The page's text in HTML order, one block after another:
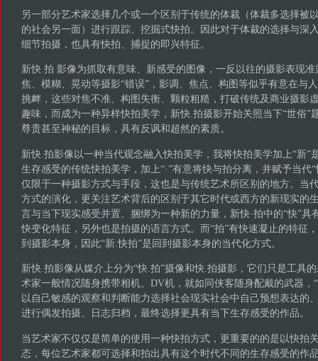
另一部分艺术家选择几个或一个区别于传统的体裁（体裁多选择被
的社会另一面）进行跟踪、挖掘式快拍。因此对于体裁的选择与深
细节拍摄，也具有快拍、捕捉的即兴特征。
新快.拍 影像为抓取有意味、新感受的图像，一反以往的摄影表现
焦、模糊、晃动等摄影“错误”，影调、焦点、构图等似乎有意在与
挑衅，这些对焦不准、构图失衡、颗粒粗糙，打破传统及商业摄影
趣味，而成为一种异样快拍美学，新快.拍摄影开始关照当下“世俗”
尊贵甚至神秘的目标，具有反讽和超然的素质。
新快.拍影像以一种当代观念融入快拍美学，我将快拍美学加上“新”
生存感受的传统快拍美学，加上“·”有意将快与拍分离，并赋予当代
仅限于一种摄影方式与手段，这也是与传统艺术所区别的地方。当
方式的演化，更关注艺术背后的区别于其它时代或西方的新现实的
言与当下现实感受并置、捆绑为一种新的力量，新快·拍中的“快”具
快变化特征，另外也是拍摄的语言方式。而“拍”有快速凝止的特征
到摄影本身，因此“新.快拍”是回到摄影本身的当代化方式。
新快.拍影像从媒介上分为“快.拍”摄像和快.拍摄影，它们只是工具
术家一般情况随身携带相机、DV机，就如同侠客随身配戴的武器，
以自己敏感的观察和判断能力选择社会现实社会中自己预想表达的
进行偶发拍摄、日志归档，最终选择更具有当下生存感受的作品。
当艺术家不仅仅是简单的使用一种快拍方式，更重要的的是以快拍
态，每位艺术家都可选择和拍出具有这个时代不同的生存感受的作